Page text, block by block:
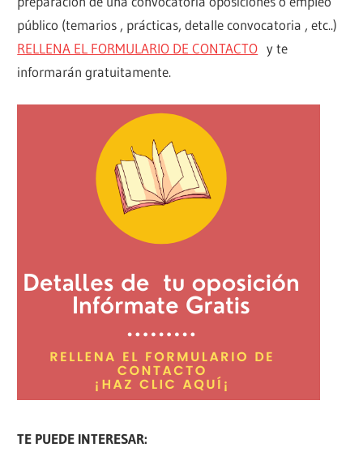
público (temarios , prácticas, detalle convocatoria , etc..)
RELLENA EL FORMULARIO DE CONTACTO y te
informarán gratuitamente.
TE PUEDE INTERESAR: